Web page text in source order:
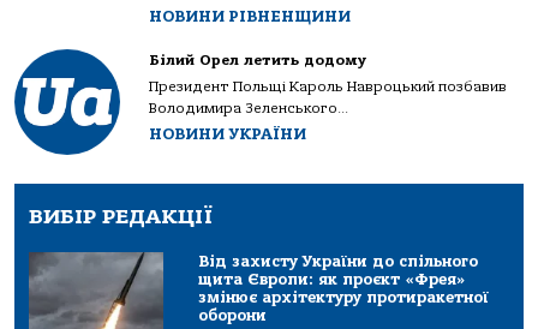
НОВИНИ РІВНЕНЩИНИ
Білий Орел летить додому
Президент Польщі Кароль Навроцький позбавив
Володимира Зеленського...
НОВИНИ УКРАЇНИ
ВИБІР РЕДАКЦІЇ
Від захисту України до спільного
щита Європи: як проєкт «Фрея»
змінює архітектуру протиракетної
оборони